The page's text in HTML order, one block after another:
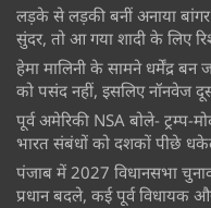
लड़के से लड़की बनीं अनाया
सुंदर, तो आ गया शादी के लिए
हेमा मालिनी के सामने धर्मेंद्र बन
को पसंद नहीं, इसलिए नॉनवेज
पूर्व अमेरिकी NSA बोले- ट्रम्प-
भारत संबंधों को दशकों पीछे
पंजाब में 2027 विधानसभा
प्रधान बदले, कई पूर्व विधायक